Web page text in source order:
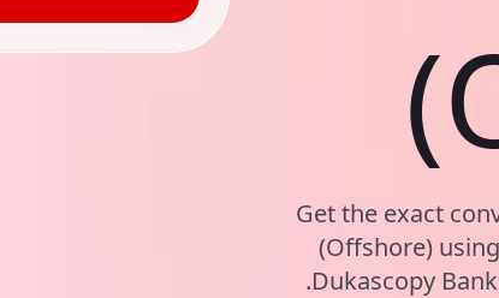
Get the exact
(Offshore)
Dukascopy